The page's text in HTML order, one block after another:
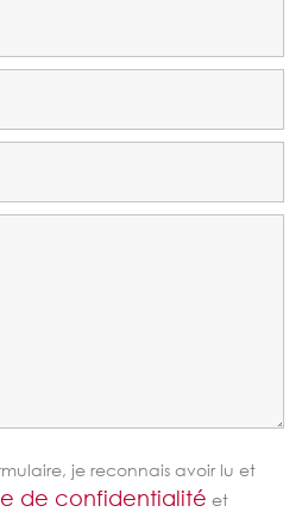
je reconnais avoir lu et
de confidentialité et